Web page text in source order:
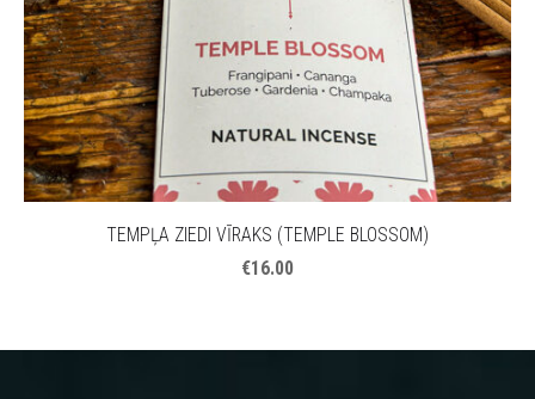
TEMPĻA ZIEDI VĪRAKS (TEMPLE BLOSSOM)
€16.00